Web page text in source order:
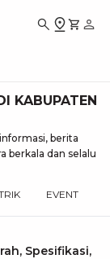
KABUPATEN
berita
berkala dan selalu
EVENT
Spesifikasi,